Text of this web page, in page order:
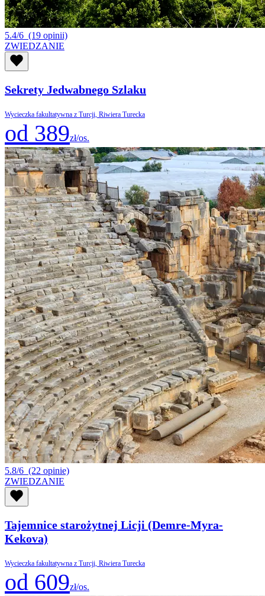
5.4/6 (19 opinii)
ZWIEDZANIE
Sekrety Jedwabnego Szlaku
Wycieczka fakultatywna z Turcji, Riwiera Turecka
od 389zł/os.
5.8/6 (22 opinie)
ZWIEDZANIE
Tajemnice starożytnej Licji (Demre-Myra-
Kekova)
Wycieczka fakultatywna z Turcji, Riwiera Turecka
od 609zł/os.